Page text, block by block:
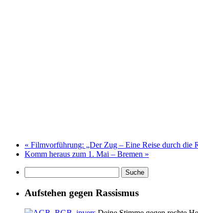
« Filmvorführung: „Der Zug – Eine Reise durch die
Komm heraus zum 1. Mai – Bremen »
Aufstehen gegen Rassismus